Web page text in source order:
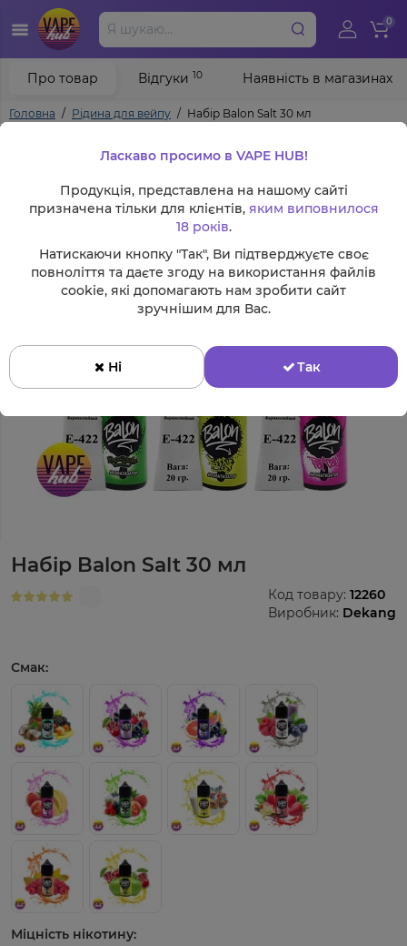
0
Головна Рідина для вейпу Набір Balon Salt 30 мл
Набір Balon Salt 30 мл
Виробник: Dekang
Код товару: 12260
Смак:
Міцність нікотину:
Про товар Відгуки 10 Наявність в магазинах
Ласкаво просимо в VAPE HUB!
Продукція, представлена на нашому сайті
призначена тільки для клієнтів, яким виповнилося
18 років.
Натискаючи кнопку "Так", Ви підтверджуєте своє
повноліття та даєте згоду на використання файлів
cookie, які допомагають нам зробити сайт
зручнішим для Вас.
Ні Так